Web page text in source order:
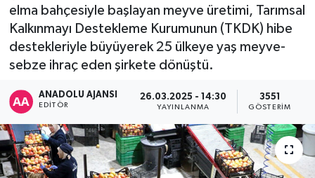
elma bahçesiyle başlayan meyve üretimi, Tarımsal
Kalkınmayı Destekleme Kurumunun (TKDK) hibe
destekleriyle büyüyerek 25 ülkeye yaş meyve-
sebze ihraç eden şirkete dönüştü.
ANADOLU AJANSI
EDITÖR
26.03.2025 - 14:30
YAYINLANMA
3551
GÖSTERIM
GÜNCEL
AKTÜEL
EĞİTİM
İLÇELER
OTOPARK
Tüm Manşetler
Son Dakika Haberleri
Haber Arşivi